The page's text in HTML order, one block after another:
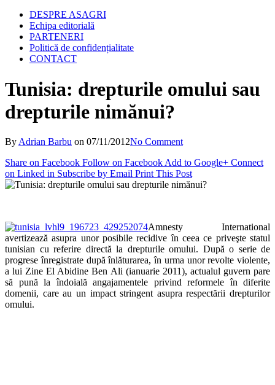
DESPRE ASAGRI
Echipa editorială
PARTENERI
Politică de confidențialitate
CONTACT
Tunisia: drepturile omului sau
drepturile nimănui?
By Adrian Barbu on 07/11/2012No Comment
Share on Facebook Follow on Facebook Add to Google+ Connect
on Linked in Subscribe by Email Print This Post
Amnesty International
avertizează asupra unor posibile recidive în ceea ce priveşte statul
tunisian cu referire directă la drepturile omului. După o serie de
progrese înregistrate după înlăturarea, în urma unor revolte violente,
a lui Zine El Abidine Ben Ali (ianuarie 2011), actualul guvern pare
să pună la îndoială angajamentele privind reformele în diferite
domenii, care au un impact stringent asupra respectării drepturilor
omului.